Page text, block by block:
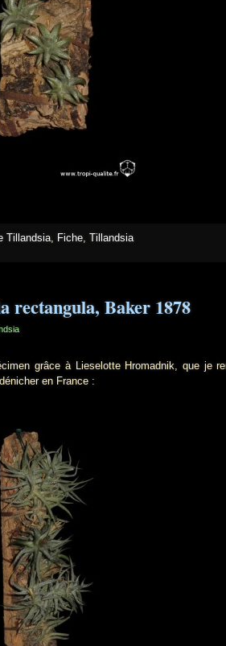
Tillandsia, Fiche, Tillandsia
rectangula, Baker 1878
grâce à Lieselotte Hromadnik, que je
en France :